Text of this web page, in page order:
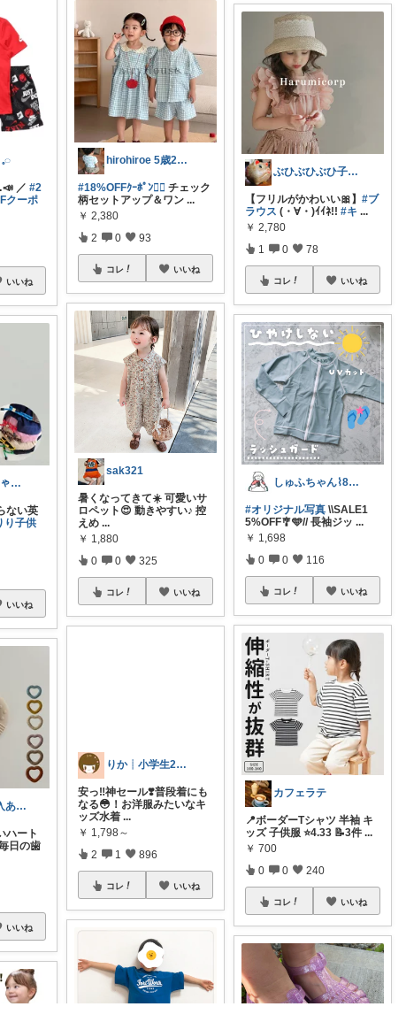
／#2
クーポ
いいね
eririﾏﾏ✴︎おしゃれ雑貨×子供×服
ない英
り子供
いいね
きみぃ ご購入ありがとうございます♪
ハート
日の歯
いいね
hirohiroe 5歳2歳👦👧
#18%OFFｸｰﾎﾟﾝ❤️‍🔥 チェック
柄セットアップ＆ワン ...
￥ 2,380
2 0 93
コレ いいね
sak321
暑くなってきて☀️ 可愛いサ
ロペット😍 動きやすい♪ 控
えめ ...
￥ 1,880
0 0 325
コレ いいね
りか┊小学生2人4人家族2LDK暮らし
安っ‼️神セール❣️普段着にも
なる😳！お洋服みたいなキ
ッズ水着
...
￥ 1,798～
2 1
ぶひぶひぶひ子・暑いの苦手・・・辛い
【フリルがかわいい🎀】#ブ
ラウス (・∀・)ｲｲﾈ!!#キ ...
￥ 2,780
1 0 78
コレ いいね
しゅふちゃん⌇ 8月もよろしくね🍉
#オリジナル写真 \\SALE1
5%OFF🎐🩵// 長袖ジッ ...
￥ 1,698
0 0 116
コレ いいね
カフェラテ
📍ボーダーTシャツ 半袖 キ
ッズ 子供服 ⭐️4.33 📝3件 ...
￥ 700
0 0 240
コレ いいね